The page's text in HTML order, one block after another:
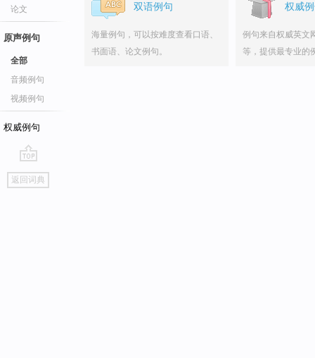
论文
原声例句
全部
音频例句
视频例句
权威例句
go
top
返回词典
双语例句
海量例句，可以按难度查看口语、
书面语、论文例句。
权威
例句来自权威英文
等，提供最专业的